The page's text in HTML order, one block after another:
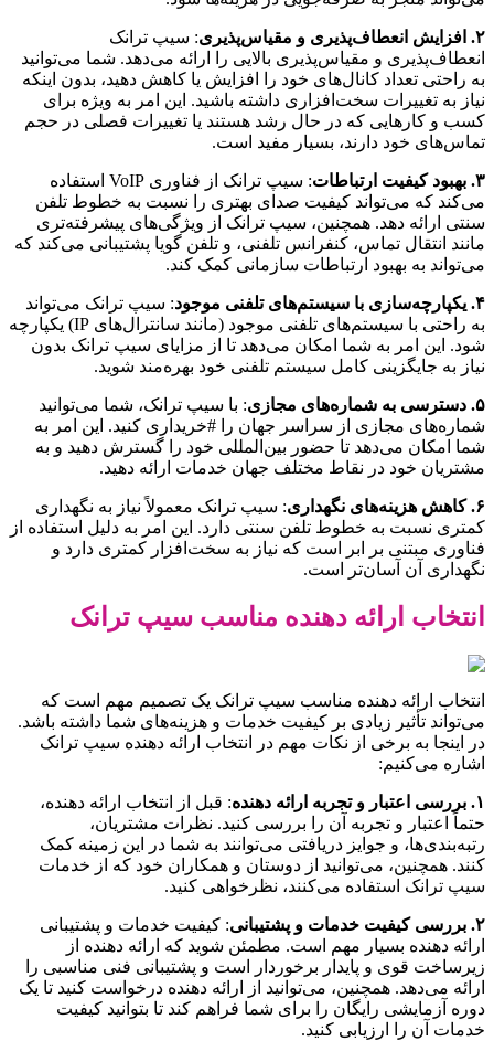
۲. افزایش انعطاف‌پذیری و مقیاس‌پذیری
: سیپ ترانک
انعطاف‌پذیری و مقیاس‌پذیری بالایی را ارائه می‌دهد. شما می‌توانید
به راحتی تعداد کانال‌های خود را افزایش یا کاهش دهید، بدون اینکه
نیاز به تغییرات سخت‌افزاری داشته باشید. این امر به ویژه برای
کسب و کارهایی که در حال رشد هستند یا تغییرات فصلی در حجم
تماس‌های خود دارند، بسیار مفید است.
۳. بهبود کیفیت ارتباطات
: سیپ ترانک از فناوری VoIP استفاده
می‌کند که می‌تواند کیفیت صدای بهتری را نسبت به خطوط تلفن
سنتی ارائه دهد. همچنین، سیپ ترانک از ویژگی‌های پیشرفته‌تری
مانند انتقال تماس، کنفرانس تلفنی، و تلفن گویا پشتیبانی می‌کند که
می‌تواند به بهبود ارتباطات سازمانی کمک کند.
۴. یکپارچه‌سازی با سیستم‌های تلفنی موجود
: سیپ ترانک می‌تواند
به راحتی با سیستم‌های تلفنی موجود (مانند سانترال‌های IP) یکپارچه
شود. این امر به شما امکان می‌دهد تا از مزایای سیپ ترانک بدون
نیاز به جایگزینی کامل سیستم تلفنی خود بهره‌مند شوید.
۵. دسترسی به شماره‌های مجازی
: با سیپ ترانک، شما می‌توانید
شماره‌های مجازی از سراسر جهان را #خریداری کنید. این امر به
شما امکان می‌دهد تا حضور بین‌المللی خود را گسترش دهید و به
مشتریان خود در نقاط مختلف جهان خدمات ارائه دهید.
۶. کاهش هزینه‌های نگهداری
: سیپ ترانک معمولاً نیاز به نگهداری
کمتری نسبت به خطوط تلفن سنتی دارد. این امر به دلیل استفاده از
فناوری مبتنی بر ابر است که نیاز به سخت‌افزار کمتری دارد و
نگهداری آن آسان‌تر است.
انتخاب ارائه دهنده مناسب سیپ ترانک
انتخاب ارائه دهنده مناسب سیپ ترانک یک تصمیم مهم است که
می‌تواند تأثیر زیادی بر کیفیت خدمات و هزینه‌های شما داشته باشد.
در اینجا به برخی از نکات مهم در انتخاب ارائه دهنده سیپ ترانک
اشاره می‌کنیم:
۱. بررسی اعتبار و تجربه ارائه دهنده
: قبل از انتخاب ارائه دهنده،
حتماً اعتبار و تجربه آن را بررسی کنید. نظرات مشتریان،
رتبه‌بندی‌ها، و جوایز دریافتی می‌توانند به شما در این زمینه کمک
کنند. همچنین، می‌توانید از دوستان و همکاران خود که از خدمات
سیپ ترانک استفاده می‌کنند، نظرخواهی کنید.
۲. بررسی کیفیت خدمات و پشتیبانی
: کیفیت خدمات و پشتیبانی
ارائه دهنده بسیار مهم است. مطمئن شوید که ارائه دهنده از
زیرساخت قوی و پایدار برخوردار است و پشتیبانی فنی مناسبی را
ارائه می‌دهد. همچنین، می‌توانید از ارائه دهنده درخواست کنید تا یک
دوره آزمایشی رایگان را برای شما فراهم کند تا بتوانید کیفیت
خدمات آن را ارزیابی کنید.